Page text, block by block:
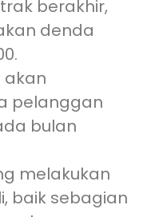
berakhir,
denda
akan
pelanggan
bulan
melakukan
baik sebagian